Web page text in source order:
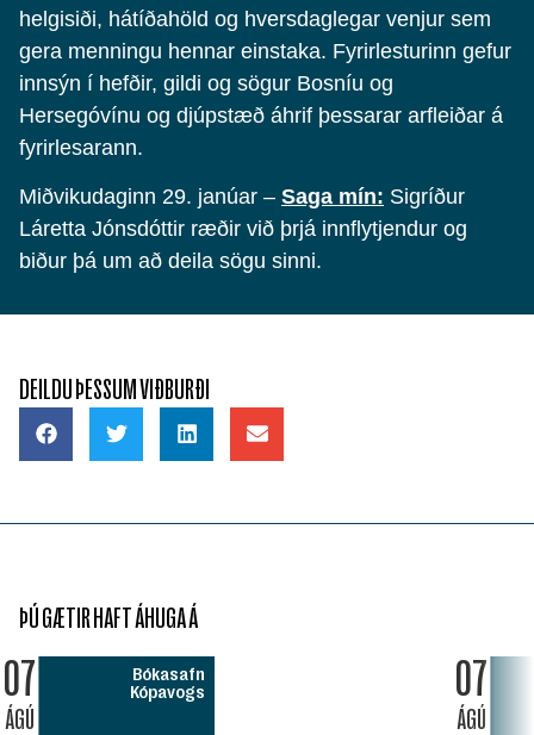
helgisiði, hátíðahöld og hversdaglegar venjur sem
gera menningu hennar einstaka. Fyrirlesturinn gefur
innsýn í hefðir, gildi og sögur Bosníu og
Hersegóvínu og djúpstæð áhrif þessarar arfleiðar á
fyrirlesarann.
Miðvikudaginn 29. janúar – Saga mín: Sigríður
Láretta Jónsdóttir ræðir við þrjá innflytjendur og
biður þá um að deila sögu sinni.
DEILDU ÞESSUM VIÐBURÐI
ÞÚ GÆTIR HAFT ÁHUGA Á
07
ÁGÚ
Bókasafn
Kópavogs
07
ÁGÚ